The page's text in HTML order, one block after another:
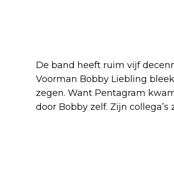
De band heeft ruim vijf
Voorman Bobby Liebling
zegen. Want Pentagram
door Bobby zelf. Zijn